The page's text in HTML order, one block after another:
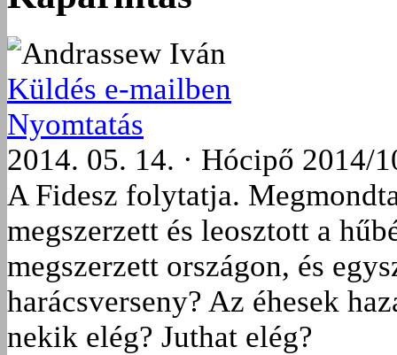
Andrassew Iván
Küldés e-mailben
Nyomtatás
2014. 05. 14. · Hócipő 2014/
A Fidesz folytatja.
megszerzett és leosztott a
megszerzett országon, és
harácsverseny? Az éhesek
nekik elég? Juthat elég?